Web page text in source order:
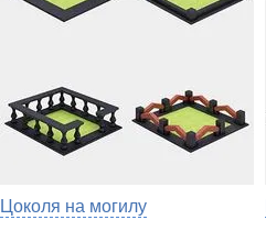
Цоколя на могилу